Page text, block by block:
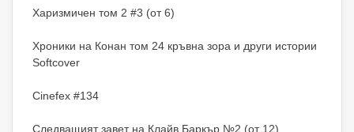
Харизмичен том 2 #3 (от 6)
Хроники на Конан том 24 кръвна зора и други истории
Softcover
Cinefex #134
Следващият завет на Клайв Баркър №2 (от 12)